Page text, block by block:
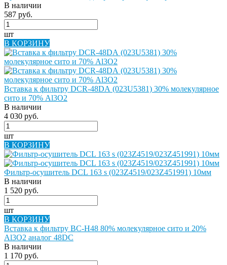
В наличии
587 руб.
шт
В КОРЗИНУ
Вставка к фильтру DCR-48DА (023U5381) 30% молекулярное
сито и 70% Al3O2
В наличии
4 030 руб.
шт
В КОРЗИНУ
Фильтр-осушитель DCL 163 s (023Z4519/023Z451991) 10мм
В наличии
1 520 руб.
шт
В КОРЗИНУ
Вставка к фильтру BC-H48 80% молекулярное сито и 20%
Al3O2 аналог 48DC
В наличии
1 170 руб.